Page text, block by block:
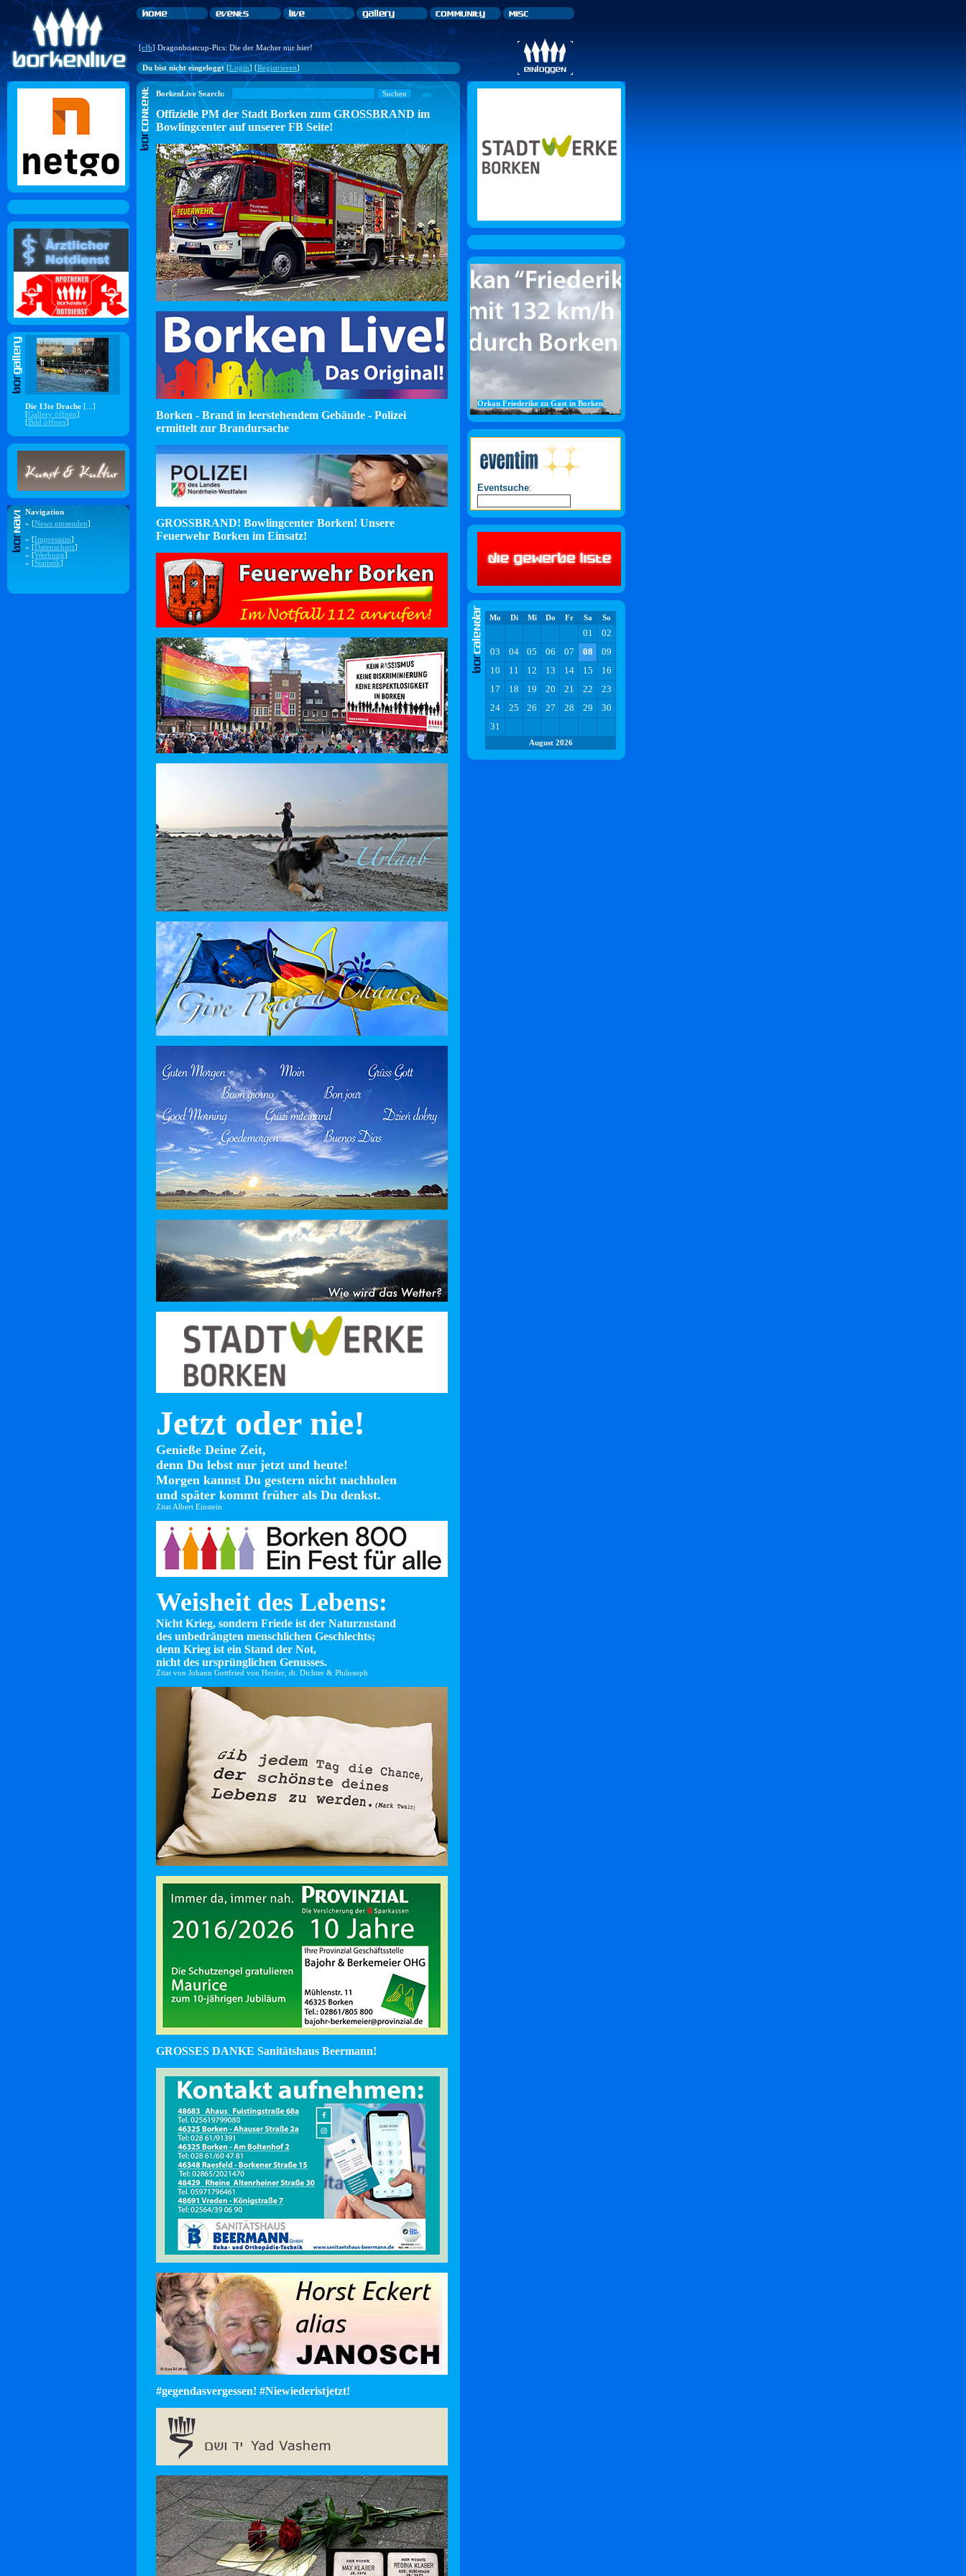
[cfb] Dragonboatcup-Pics: Die der Macher nur hier!
Du bist nicht eingeloggt[Login] [Registrieren]
Die 13te Drache [...]
[Gallery öffnen]
[Bild öffnen]
Navigation
» [News einsenden]
» [Impressum]
» [Datenschutz]
» [Werbung]
» [Statistik]
BorkenLive Search:
Offizielle PM der Stadt Borken zum GROSSBRAND im
Bowlingcenter auf unserer FB Seite!
Borken - Brand in leerstehendem Gebäude - Polizei
ermittelt zur Brandursache
GROSSBRAND! Bowlingcenter Borken! Unsere
Feuerwehr Borken im Einsatz!
Jetzt oder nie!
Genieße Deine Zeit,
denn Du lebst nur jetzt und heute!
Morgen kannst Du gestern nicht nachholen
und später kommt früher als Du denkst.
Zitat Albert Einstein
Weisheit des Lebens:
Nicht Krieg, sondern Friede ist der Naturzustand
des unbedrängten menschlichen Geschlechts;
denn Krieg ist ein Stand der Not,
nicht des ursprünglichen Genusses.
Zitat von Johann Gottfried von Herder, dt. Dichter & Philosoph
GROSSES DANKE Sanitätshaus Beermann!
#gegendasvergessen! #Niewiederistjetzt!
Orkan Friederike zu Gast in Borken
Eventsuche:
Mo Di Mi Do Fr Sa So
01
02
03
04 05 06 07 08
09
10
11 12 13 14 15
16
17
18 19 20 21 22
23
24
25 26 27 28 29
30
31
August 2026